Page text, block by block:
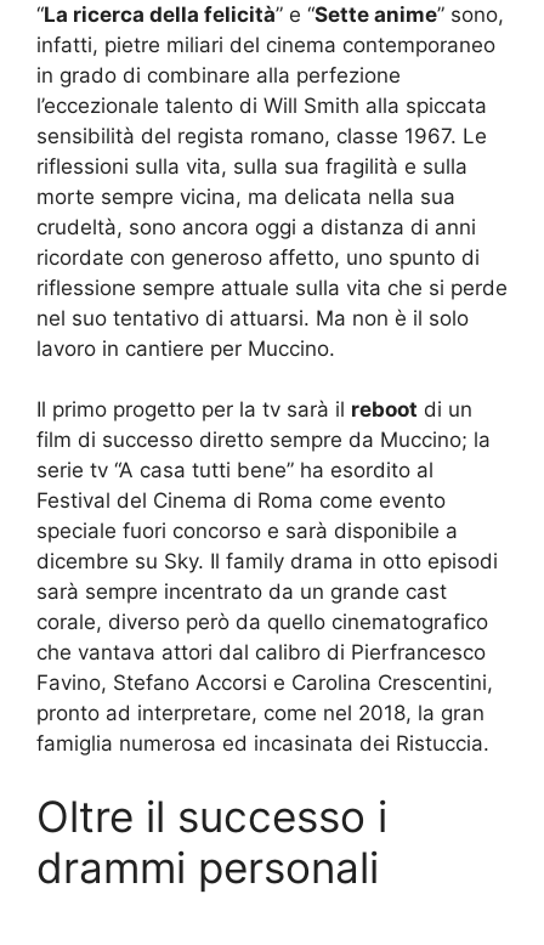
“La ricerca della felicità” e “Sette anime” sono,
infatti, pietre miliari del cinema contemporaneo
in grado di combinare alla perfezione
l’eccezionale talento di Will Smith alla spiccata
sensibilità del regista romano, classe 1967. Le
riflessioni sulla vita, sulla sua fragilità e sulla
morte sempre vicina, ma delicata nella sua
crudeltà, sono ancora oggi a distanza di anni
ricordate con generoso affetto, uno spunto di
riflessione sempre attuale sulla vita che si perde
nel suo tentativo di attuarsi. Ma non è il solo
lavoro in cantiere per Muccino.
Il primo progetto per la tv sarà il reboot di un
film di successo diretto sempre da Muccino; la
serie tv “A casa tutti bene” ha esordito al
Festival del Cinema di Roma come evento
speciale fuori concorso e sarà disponibile a
dicembre su Sky. Il family drama in otto episodi
sarà sempre incentrato da un grande cast
corale, diverso però da quello cinematografico
che vantava attori dal calibro di Pierfrancesco
Favino, Stefano Accorsi e Carolina Crescentini,
pronto ad interpretare, come nel 2018, la gran
famiglia numerosa ed incasinata dei Ristuccia.
Oltre il successo i
drammi personali